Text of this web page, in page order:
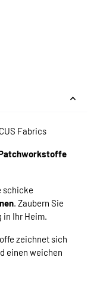
Fabrics
schicke
. Zaubern Sie
in Ihr Heim.
zeichnet sich
einen weichen